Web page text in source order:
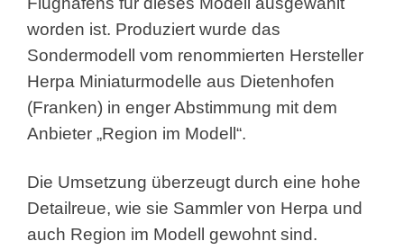
worden ist. Produziert wurde das
Sondermodell vom renommierten Hersteller
Herpa Miniaturmodelle aus Dietenhofen
(Franken) in enger Abstimmung mit dem
Anbieter „Region im Modell“.
Die Umsetzung überzeugt durch eine hohe
Detailreue, wie sie Sammler von Herpa und
auch Region im Modell gewohnt sind.